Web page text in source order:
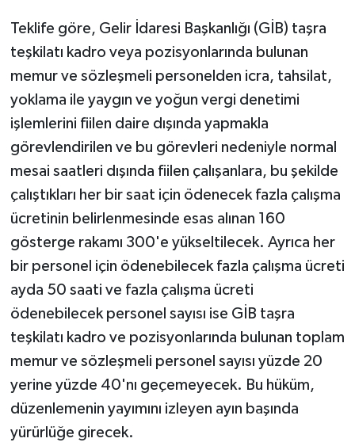
Teklife göre, Gelir İdaresi Başkanlığı (GİB) taşra
teşkilatı kadro veya pozisyonlarında bulunan
memur ve sözleşmeli personelden icra, tahsilat,
yoklama ile yaygın ve yoğun vergi denetimi
işlemlerini fiilen daire dışında yapmakla
görevlendirilen ve bu görevleri nedeniyle normal
mesai saatleri dışında fiilen çalışanlara, bu şekilde
çalıştıkları her bir saat için ödenecek fazla çalışma
ücretinin belirlenmesinde esas alınan 160
gösterge rakamı 300'e yükseltilecek. Ayrıca her
bir personel için ödenebilecek fazla çalışma ücreti
ayda 50 saati ve fazla çalışma ücreti
ödenebilecek personel sayısı ise GİB taşra
teşkilatı kadro ve pozisyonlarında bulunan toplam
memur ve sözleşmeli personel sayısı yüzde 20
yerine yüzde 40'nı geçemeyecek. Bu hüküm,
düzenlemenin yayımını izleyen ayın başında
yürürlüğe girecek.